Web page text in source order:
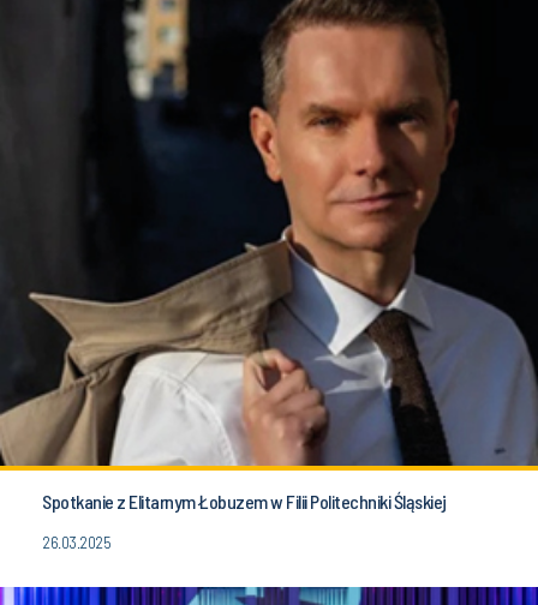
Spotkanie z Elitarnym Łobuzem w Filii Politechniki Śląskiej
26.03.2025